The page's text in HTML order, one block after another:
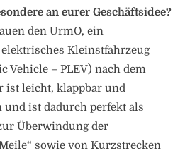
an eurer Geschäftsidee?
den UrmO, ein
Kleinstfahrzeug
Vehicle – PLEV) nach dem
ist leicht, klappbar und
und ist dadurch perfekt als
Überwindung der
sowie von Kurzstrecken